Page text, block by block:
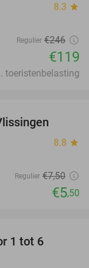
8.3 star
Regulier €246
€119
toeristenbelasting
8.8 star
Regulier €7,50
€5,50
1 tot 6